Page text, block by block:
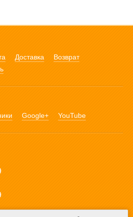
Доставка
Возврат
Google+ YouTube